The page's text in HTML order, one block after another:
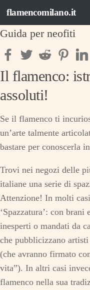
Salta al contenuto
flamencomilano.it
Guida per neofiti
Il flamenco:
assoluti!
Se il flamenco ti
un’arte talmente
bastare per conoscerla
Trovi nei negozi delle
italiane una serie di
Attenzione! In molti
‘Spazzatura’: con
inesperti o mandati da
che pubblicizzano
(che avranno firmato
vita”). In altri casi
flamenco nella sua